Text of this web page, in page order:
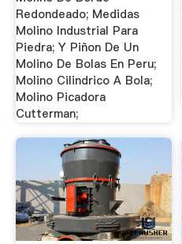
Redondeado; Medidas
Molino Industrial Para
Piedra; Y Piñon De Un
Molino De Bolas En Peru;
Molino Cilindrico A Bola;
Molino Picadora
Cutterman;